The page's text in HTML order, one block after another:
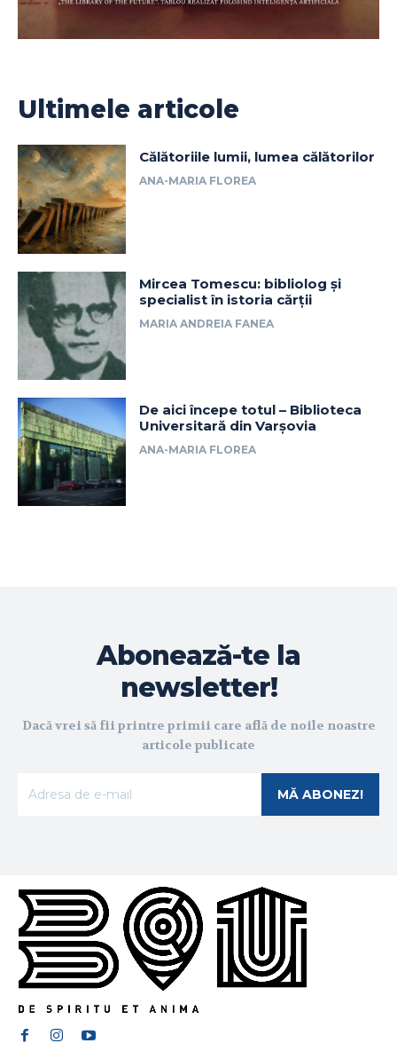
Ultimele articole
Călătoriile lumii, lumea călătorilor
ANA-MARIA FLOREA
Mircea Tomescu: bibliolog și
specialist în istoria cărții
MARIA ANDREIA FANEA
De aici începe totul – Biblioteca
Universitară din Varșovia
ANA-MARIA FLOREA
Abonează-te la
newsletter!
Dacă vrei să fii printre primii care află de noile noastre
articole publicate
MĂ ABONEZ!